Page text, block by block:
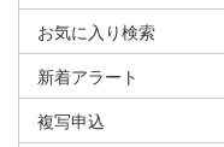
お気に入り検索
新着アラート
複写申込